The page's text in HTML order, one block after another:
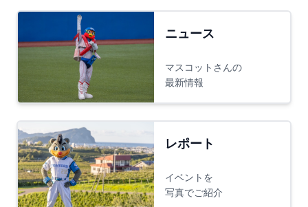
ニュース
マスコットさんの
最新情報
レポート
イベントを
写真でご紹介